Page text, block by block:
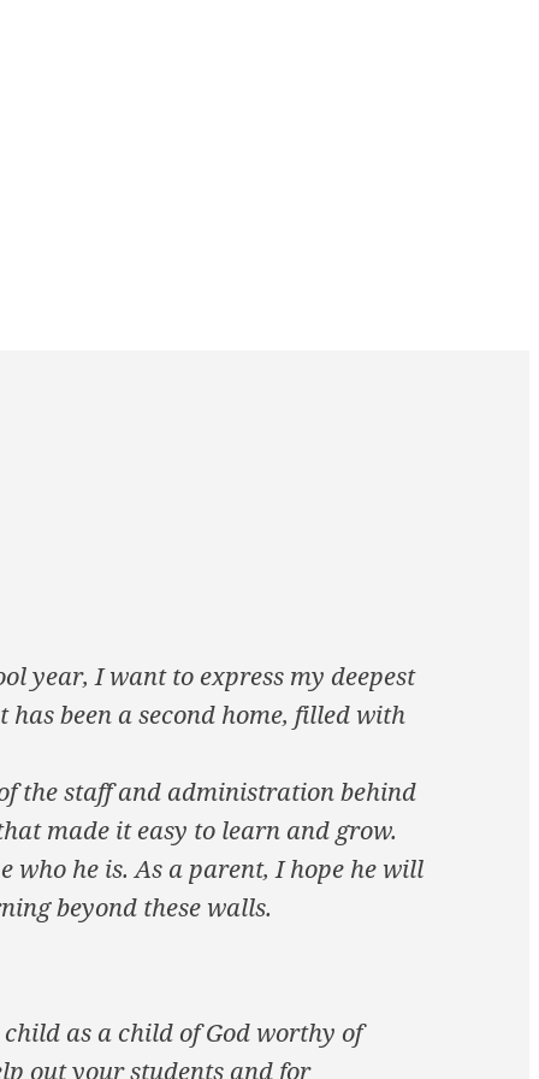
year, I want to express my deepest
been a second home, filled with
the staff and administration behind
made it easy to learn and grow.
who he is. As a parent, I hope he will
beyond these walls.
as a child of God worthy of
out your students and for